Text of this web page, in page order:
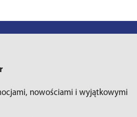
nowościami i wyjątkowymi